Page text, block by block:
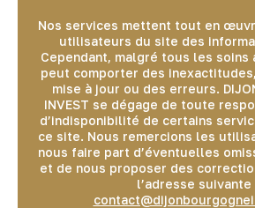
Nos services mettent tout en
utilisateurs du site des
Cependant, malgré tous les
peut comporter des
mise à jour ou des erreurs.
INVEST se dégage de toute
d’indisponibilité de certains
ce site. Nous remercions les
nous faire part d’éventuelles
et de nous proposer des
l’adresse suivante